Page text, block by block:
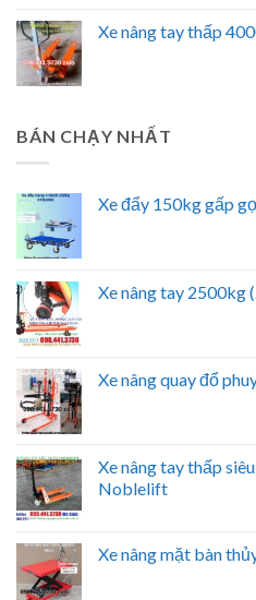
Xe nâng tay thấp
BÁN CHẠY NHẤT
Xe đẩy 150kg gấp
Xe nâng tay 2500kg
Xe nâng quay đổ
Xe nâng tay thấp
Noblelift
Xe nâng mặt bàn